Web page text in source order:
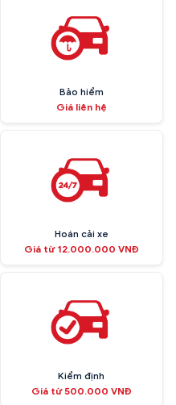
Bảo hiểm
Giá liên hệ
Hoán cải xe
Giá từ 12.000.000 VNĐ
Kiểm định
Giá từ 500.000 VNĐ